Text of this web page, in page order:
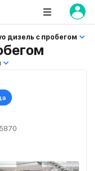
дизель с пробегом